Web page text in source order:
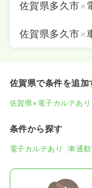
佐賀県多久市×
佐賀県多久市×
佐賀県で条件を追加
佐賀県×電子カルテあり
条件から探す
電子カルテあり 車通勤